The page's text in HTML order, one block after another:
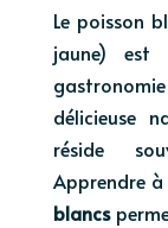
Le poisson
jaune)
délicieuse
réside
Apprendre
blancs